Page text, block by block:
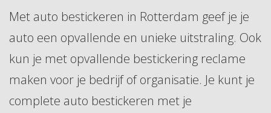
Met auto bestickeren in Rotterdam geef je je
auto een opvallende en unieke uitstraling. Ook
kun je met opvallende bestickering reclame
maken voor je bedrijf of organisatie. Je kunt je
complete auto bestickeren met je